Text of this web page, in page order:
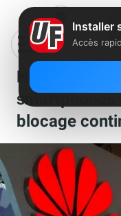
Huawei
blocage
Installer
Accès